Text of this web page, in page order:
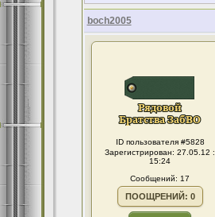
boch2005
ID пользователя #5828
Зарегистрирован: 27.05.12 :
15:24
Сообщений: 17
ПООЩРЕНИЙ: 0